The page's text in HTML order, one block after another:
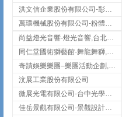
洪文信企業股份有限公司-彰化鋅合金鑄造,彰化五金加工,彰化五金配件
萬環機械股份有限公司-粉體塗裝設備,輸送機,輸送機設備,台南輸送機
尚益燈光音響-燈光音響,台北燈光音響,台北燈光音響出租
同仁堂國術獅藝館-舞龍舞獅,台中舞龍舞獅
奇蹟娛樂樂團–樂團活動企劃,台中樂團表演,台中婚禮樂團
汶展工業股份有限公司
微展光電有限公司-台中光學鍍膜,optical filter taiwan,台灣光學鍍膜
佳岳景觀有限公司-景觀設計公司,台北景觀設計,台北景觀工程,中山區景觀設計